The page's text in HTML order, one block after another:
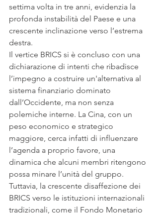
settima volta in tre anni, evidenzia la
profonda instabilità del Paese e una
crescente inclinazione verso l’estrema
destra.
Il vertice BRICS si è concluso con una
dichiarazione di intenti che ribadisce
l’impegno a costruire un'alternativa al
sistema finanziario dominato
dall’Occidente, ma non senza
polemiche interne. La Cina, con un
peso economico e strategico
maggiore, cerca infatti di influenzare
l’agenda a proprio favore, una
dinamica che alcuni membri ritengono
possa minare l’unità del gruppo.
Tuttavia, la crescente disaffezione dei
BRICS verso le istituzioni internazionali
tradizionali, come il Fondo Monetario